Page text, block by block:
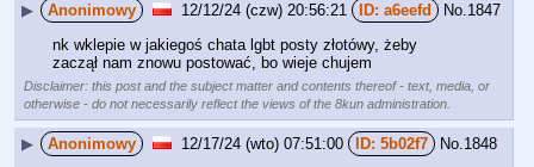
▶ Anonimowy 12/12/24 (czw) 20:56:21 a6eefd No.1847
nk wklepie w jakiegoś chata lgbt posty złotówy, żeby
zaczął nam znowu postować, bo wieje chujem
Disclaimer: this post and the subject matter and contents thereof - text, media, or
otherwise - do not necessarily reflect the views of the 8kun administration.
▶ Anonimowy 12/17/24 (wto) 07:51:00 5b02f7 No.1848